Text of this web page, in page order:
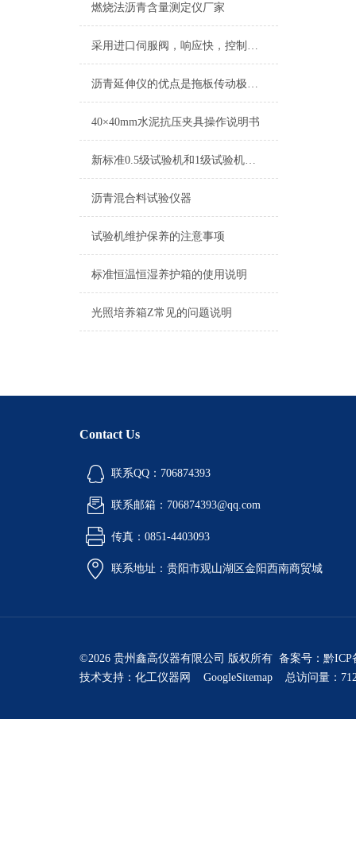
燃烧法沥青含量测定仪厂家
采用进口伺服阀，响应快，控制精度高全自动抗折抗压恒应力试验机
沥青延伸仪的优点是拖板传动极其平稳、无震动、走丝精度*，观测方便
40×40mm水泥抗压夹具操作说明书
新标准0.5级试验机和1级试验机的区别改造方法
沥青混合料试验仪器
试验机维护保养的注意事项
标准恒温恒湿养护箱的使用说明
光照培养箱Z常见的问题说明
Contact Us
联系QQ：706874393
联系邮箱：706874393@qq.com
传真：0851-4403093
联系地址：贵阳市观山湖区金阳西南商贸城
©2026 贵州鑫高仪器有限公司 版权所有 备案号： 黔ICP
技术支持： 化工仪器网 GoogleSitemap 总访问量：